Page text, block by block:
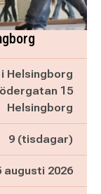
i Helsingborg
15
Helsingborg
9 (tisdagar)
augusti 2026